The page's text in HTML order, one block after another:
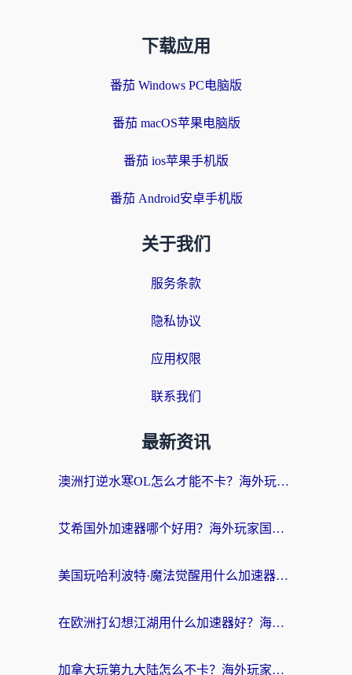
下载应用
番茄 Windows PC电脑版
番茄 macOS苹果电脑版
番茄 ios苹果手机版
番茄 Android安卓手机版
关于我们
服务条款
隐私协议
应用权限
联系我们
最新资讯
澳洲打逆水寒OL怎么才能不卡？海外玩家国服游戏加速终极指南（附梦幻模拟战地铁跑酷解决办法）
艾希国外加速器哪个好用？海外玩家国服游戏畅玩终极指南（附欧洲玩鸣潮街头篮球实测）
美国玩哈利波特·魔法觉醒用什么加速器？告别延迟的终极指南（含免费QQ炫舞方案+印尼妄想山海秘籍）
在欧洲打幻想江湖用什么加速器好？海外玩家国服游戏畅玩指南
加拿大玩第九大陆怎么不卡？海外玩家国服游戏加速全攻略（附足球世界萤火突击实测）